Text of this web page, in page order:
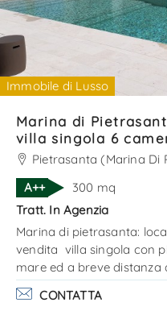
Immobile di Lusso
Marina di Pietrasanta
villa singola 6
Pietrasanta (Marina Di
A++
300 mq
Tratt. In Agenzia
Marina di pietrasanta:
vendita villa singola con
mare ed a breve
da ampio giardino,vari
portico prospiciente la
CONTATTA